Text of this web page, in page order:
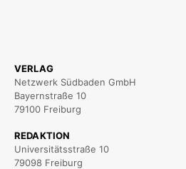
VERLAG
Netzwerk Südbaden GmbH
Bayernstraße 10
79100 Freiburg
REDAKTION
Universitätsstraße 10
79098 Freiburg